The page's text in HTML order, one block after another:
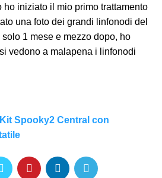
ho iniziato il mio primo trattamento
una foto dei grandi linfonodi del
1 mese e mezzo dopo, ho
vedono a malapena i linfonodi
Kit Spooky2 Central con